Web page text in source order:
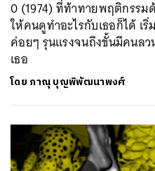
0 (1974) ที่ท้าทายพฤติกรรม
ให้คนดูทำอะไรกับเธอก็ได้ เ
ค่อยๆ รุนแรงจนถึงขั้นมีคนล
เธอ
โดย ภาณุ บุญพิพัฒนาพงศ์